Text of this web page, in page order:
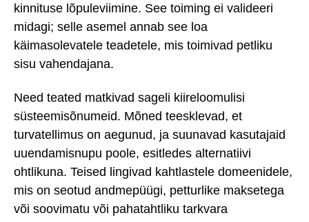
kinnituse lõpuleviimine. See toiming ei valideeri
midagi; selle asemel annab see loa
käimasolevatele teadetele, mis toimivad petliku
sisu vahendajana.
Need teated matkivad sageli kiireloomulisi
süsteemisõnumeid. Mõned teesklevad, et
turvatellimus on aegunud, ja suunavad kasutajaid
uuendamisnupu poole, esitledes alternatiivi
ohtlikuna. Teised lingivad kahtlastele domeenidele,
mis on seotud andmepüügi, petturlike maksetega
või soovimatu või pahatahtliku tarkvara